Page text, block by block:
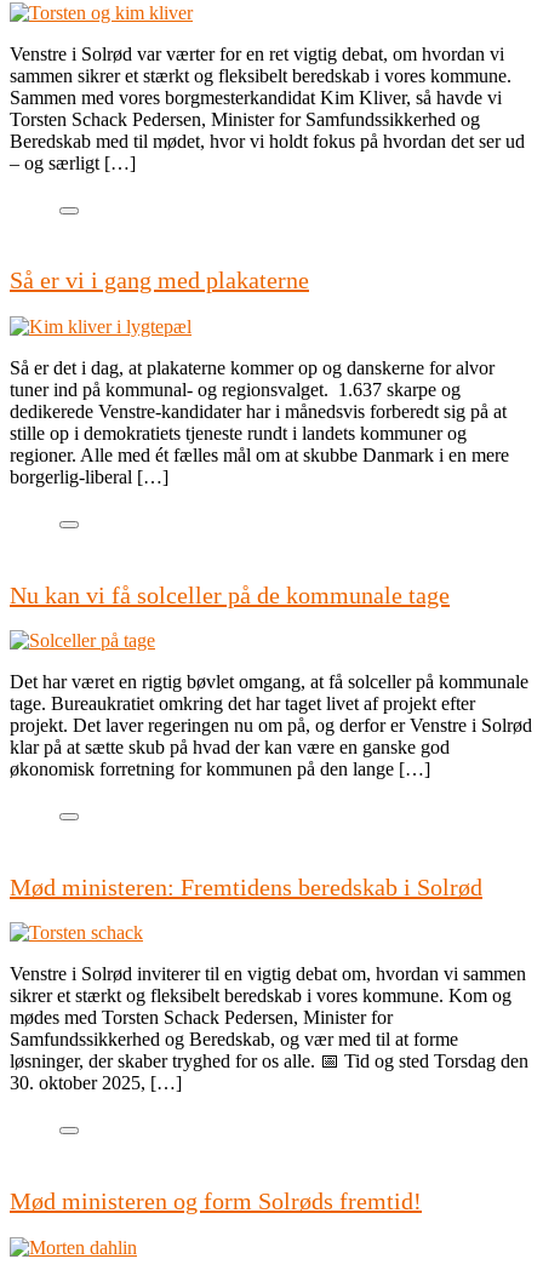
Venstre i Solrød var værter for en ret vigtig debat, om hvordan vi
sammen sikrer et stærkt og fleksibelt beredskab i vores kommune.
Sammen med vores borgmesterkandidat Kim Kliver, så havde vi
Torsten Schack Pedersen, Minister for Samfundssikkerhed og
Beredskab med til mødet, hvor vi holdt fokus på hvordan det ser ud
– og særligt […]
Så er vi i gang med plakaterne
Så er det i dag, at plakaterne kommer op og danskerne for alvor
tuner ind på kommunal- og regionsvalget. 1.637 skarpe og
dedikerede Venstre-kandidater har i månedsvis forberedt sig på at
stille op i demokratiets tjeneste rundt i landets kommuner og
regioner. Alle med ét fælles mål om at skubbe Danmark i en mere
borgerlig-liberal […]
Nu kan vi få solceller på de kommunale tage
Det har været en rigtig bøvlet omgang, at få solceller på kommunale
tage. Bureaukratiet omkring det har taget livet af projekt efter
projekt. Det laver regeringen nu om på, og derfor er Venstre i Solrød
klar på at sætte skub på hvad der kan være en ganske god
økonomisk forretning for kommunen på den lange […]
Mød ministeren: Fremtidens beredskab i Solrød
Venstre i Solrød inviterer til en vigtig debat om, hvordan vi sammen
sikrer et stærkt og fleksibelt beredskab i vores kommune. Kom og
mødes med Torsten Schack Pedersen, Minister for
Samfundssikkerhed og Beredskab, og vær med til at forme
løsninger, der skaber tryghed for os alle. 📅 Tid og sted Torsdag den
30. oktober 2025, […]
Mød ministeren og form Solrøds fremtid!